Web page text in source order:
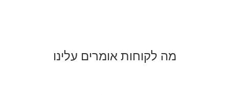
מה לקוחות אומרים עלינו